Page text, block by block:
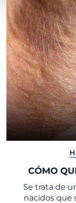
CÓMO
Se trata de
nacidos que